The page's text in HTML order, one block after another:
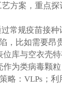
方案，重点探
常规疫苗接
，比如需要昂
库与空衣壳
为类病毒颗
略：VLPs；